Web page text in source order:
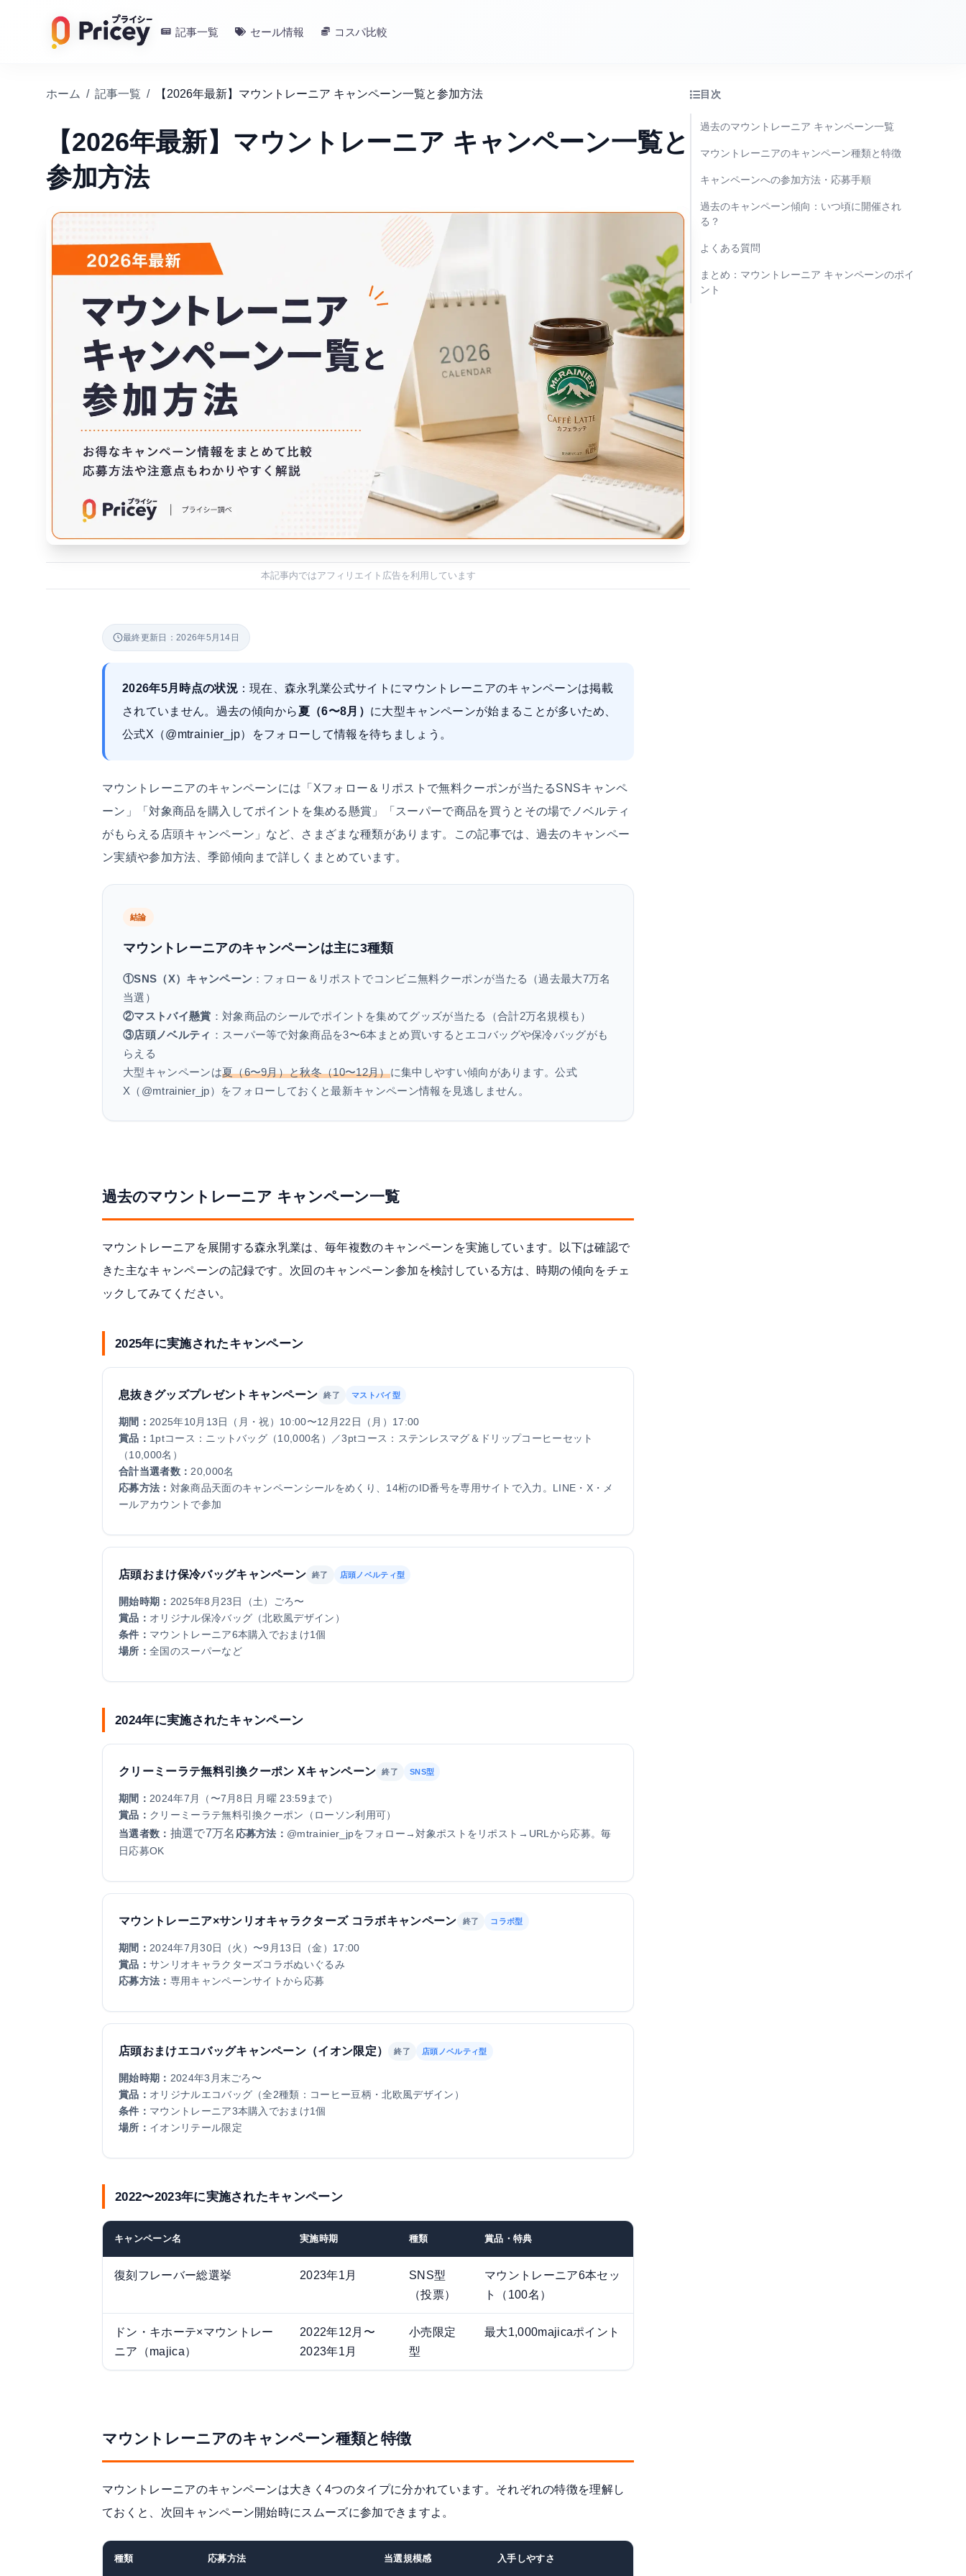
記事一覧 セール情報 コスパ比較
ホーム / 記事一覧 / 【2026年最新】マウントレーニア キャンペーン一覧と参加方法
【2026年最新】マウントレーニア キャンペーン一覧と
参加方法
本記事内ではアフィリエイト広告を利用しています
最終更新日：2026年5月14日
2026年5月時点の状況：現在、森永乳業公式サイトにマウントレーニアのキャンペーンは掲載
されていません。過去の傾向から夏（6〜8月） に大型キャンペーンが始まることが多いため、
公式X（@mtrainier_jp）をフォローして情報を待ちましょう。
マウントレーニアのキャンペーンには「Xフォロー＆リポストで無料クーポンが当たるSNSキャンペ
ーン」「対象商品を購入してポイントを集める懸賞」「スーパーで商品を買うとその場でノベルティ
がもらえる店頭キャンペーン」など、さまざまな種類があります。この記事では、過去のキャンペー
ン実績や参加方法、季節傾向まで詳しくまとめています。
結論
マウントレーニアのキャンペーンは主に3種類
①SNS（X）キャンペーン ：フォロー＆リポストでコンビニ無料クーポンが当たる（過去最大7万名
当選）
②マストバイ懸賞 ：対象商品のシールでポイントを集めてグッズが当たる（合計2万名規模も）
③店頭ノベルティ ：スーパー等で対象商品を3〜6本まとめ買いするとエコバッグや保冷バッグがも
らえる
大型キャンペーンは夏（6〜9月）と秋冬（10〜12月）に集中しやすい傾向があります。公式
X（@mtrainier_jp）をフォローしておくと最新キャンペーン情報を見逃しません。
過去のマウントレーニア キャンペーン一覧
マウントレーニアを展開する森永乳業は、毎年複数のキャンペーンを実施しています。以下は確認で
きた主なキャンペーンの記録です。次回のキャンペーン参加を検討している方は、時期の傾向をチェ
ックしてみてください。
2025年に実施されたキャンペーン
息抜きグッズプレゼントキャンペーン 終了 マストバイ型
期間： 2025年10月13日（月・祝）10:00〜12月22日（月）17:00
賞品： 1ptコース：ニットバッグ（10,000名）／3ptコース：ステンレスマグ＆ドリップコーヒーセット
（10,000名）
合計当選者数： 20,000名
応募方法： 対象商品天面のキャンペーンシールをめくり、14桁のID番号を専用サイトで入力。LINE・X・メ
ールアカウントで参加
店頭おまけ保冷バッグキャンペーン 終了 店頭ノベルティ型
開始時期： 2025年8月23日（土）ごろ〜
賞品： オリジナル保冷バッグ（北欧風デザイン）
条件： マウントレーニア6本購入でおまけ1個
場所： 全国のスーパーなど
2024年に実施されたキャンペーン
クリーミーラテ無料引換クーポン Xキャンペーン 終了 SNS型
期間： 2024年7月（〜7月8日 月曜 23:59まで）
賞品： クリーミーラテ無料引換クーポン（ローソン利用可）
当選者数： 抽選で7万名 応募方法： @mtrainier_jpをフォロー→対象ポストをリポスト→URLから応募。毎
日応募OK
マウントレーニア×サンリオキャラクターズ コラボキャンペーン 終了 コラボ型
期間： 2024年7月30日（火）〜9月13日（金）17:00
賞品： サンリオキャラクターズコラボぬいぐるみ
応募方法： 専用キャンペーンサイトから応募
店頭おまけエコバッグキャンペーン（イオン限定） 終了 店頭ノベルティ型
開始時期： 2024年3月末ごろ〜
賞品： オリジナルエコバッグ（全2種類：コーヒー豆柄・北欧風デザイン）
条件： マウントレーニア3本購入でおまけ1個
場所： イオンリテール限定
2022〜2023年に実施されたキャンペーン
キャンペーン名 実施時期 種類 賞品・特典
復刻フレーバー総選挙 2023年1月
SNS型
（投票）
マウントレーニア6本セッ
ト（100名）
ドン・キホーテ×マウントレー
ニア（majica）
2022年12月〜
2023年1月
小売限定
型
最大1,000majicaポイント
マウントレーニアのキャンペーン種類と特徴
マウントレーニアのキャンペーンは大きく4つのタイプに分かれています。それぞれの特徴を理解し
ておくと、次回キャンペーン開始時にスムーズに参加できますよ。
種類 応募方法 当選規模感 入手しやすさ
目次
過去のマウントレーニア キャンペーン一覧
マウントレーニアのキャンペーン種類と特徴
キャンペーンへの参加方法・応募手順
過去のキャンペーン傾向：いつ頃に開催され
る？
よくある質問
まとめ：マウントレーニア キャンペーンのポイ
ント